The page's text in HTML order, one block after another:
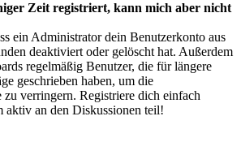
Zeit registriert, kann mich aber nicht
ein Administrator dein Benutzerkonto aus
deaktiviert oder gelöscht hat. Außerdem
regelmäßig Benutzer, die für längere
geschrieben haben, um die
zu verringern. Registriere dich einfach
aktiv an den Diskussionen teil!